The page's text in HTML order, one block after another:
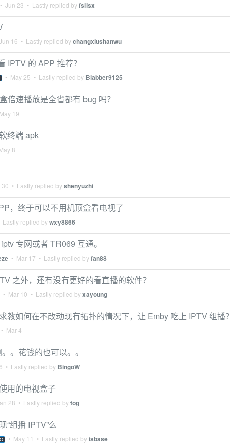
• Jun 23 • Lastly replied byfsiisx
16 • Lastly replied bychangxiushanwu
IPTV 的 APP 推荐？
• May 25 • Lastly replied by Blabber9125
倍速播放是全省都有 bug 吗？
May 19
终端 apk
8
30 • Lastly replied byshenyuzhi
，终于可以不用机顶盒看电视了
Lastly replied bywxy8866
专网或者 TR069 互通。
• Mar 17 • Lastly replied byfan88
之外，还有没有更好的看直播的软件？
• Mar 10 • Lastly replied byxayoung
教如何在不改动现有拓扑的情况下，让 Emby 吃上 IPTV 组播？
• Mar 4
。花钱的也可以。。
• Lastly replied by BingoW
用的电视盒子
28 • Lastly replied bytog
“组播 IPTV”么
• May 11 • Lastly replied byisbase